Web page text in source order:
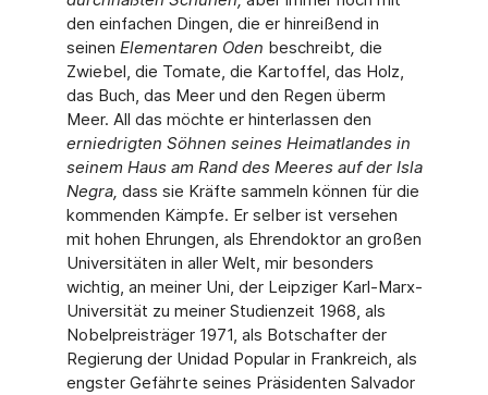
den einfachen Dingen, die er hinreißend in
seinen Elemen­taren Oden beschreibt, die
Zwiebel, die Tomate, die Kartoffel, das Holz,
das Buch, das Meer und den Regen überm
Meer. All das möchte er hinterlassen den
erniedrigten Söhnen seines Heimatlandes in
seinem Haus am Rand des Meeres auf der Isla
Negra, dass sie Kräfte sammeln können für die
kommenden Kämpfe. Er selber ist versehen
mit hohen Ehrungen, als Ehrendoktor an großen
Universitäten in aller Welt, mir besonders
wichtig, an meiner Uni, der Leipziger Karl-Marx-
Universität zu meiner Studienzeit 1968, als
Nobel­preisträger 1971, als Botschafter der
Regierung der Unidad Popular in Frankreich, als
engster Gefährte seines Präsidenten Salvador